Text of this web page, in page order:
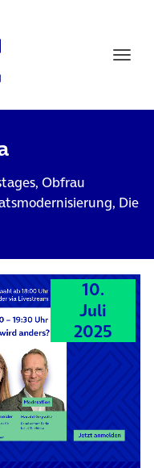
Obfrau
Die
10.
Juli
2025